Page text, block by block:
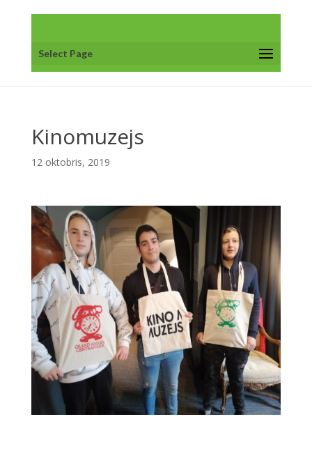
Select Page
Kinomuzejs
12 oktobris, 2019